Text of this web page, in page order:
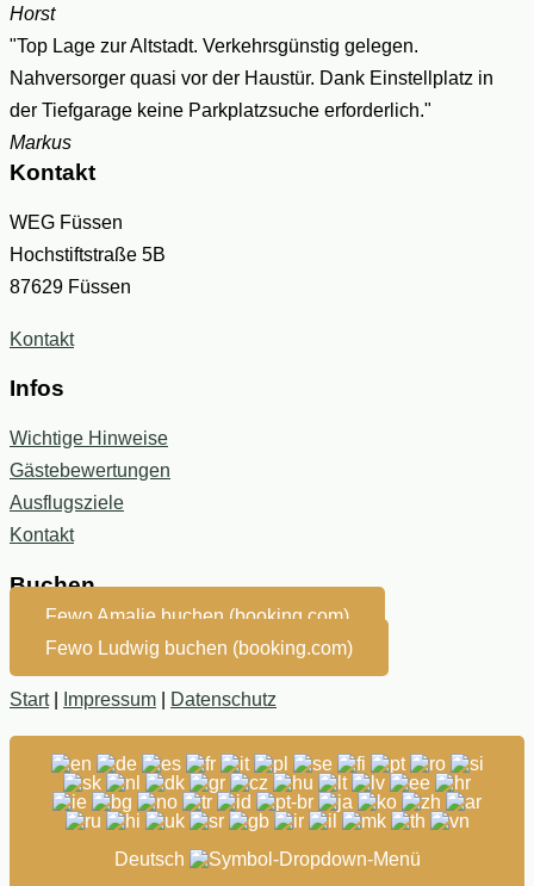
Horst
"Top Lage zur Altstadt. Verkehrsgünstig gelegen.
Nahversorger quasi vor der Haustür. Dank Einstellplatz in
der Tiefgarage keine Parkplatzsuche erforderlich."
Markus
Kontakt
WEG Füssen
Hochstiftstraße 5B
87629 Füssen
Kontakt
Infos
Wichtige Hinweise
Gästebewertungen
Ausflugsziele
Kontakt
Buchen
Fewo Amalie buchen (booking.com)
Fewo Ludwig buchen (booking.com)
Start| Impressum | Datenschutz
Deutsch